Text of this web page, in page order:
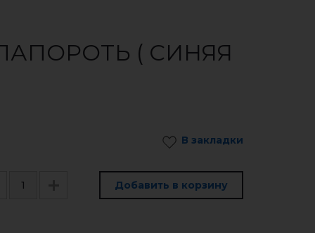
( СИНЯЯ
В закладки
Добавить в корзину